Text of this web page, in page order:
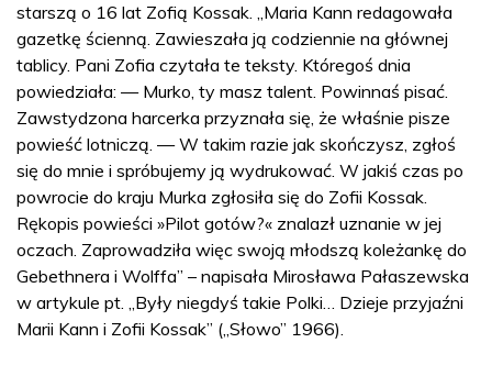
starszą o 16 lat Zofią Kossak. „Maria Kann redagowała
gazetkę ścienną. Zawieszała ją codziennie na głównej
tablicy. Pani Zofia czytała te teksty. Któregoś dnia
powiedziała: — Murko, ty masz talent. Powinnaś pisać.
Zawstydzona harcerka przyznała się, że właśnie pisze
powieść lotniczą. — W takim razie jak skończysz, zgłoś
się do mnie i spróbujemy ją wydrukować. W jakiś czas po
powrocie do kraju Murka zgłosiła się do Zofii Kossak.
Rękopis powieści »Pilot gotów?« znalazł uznanie w jej
oczach. Zaprowadziła więc swoją młodszą koleżankę do
Gebethnera i Wolffa” – napisała Mirosława Pałaszewska
w artykule pt. „Były niegdyś takie Polki… Dzieje przyjaźni
Marii Kann i Zofii Kossak” („Słowo” 1966).